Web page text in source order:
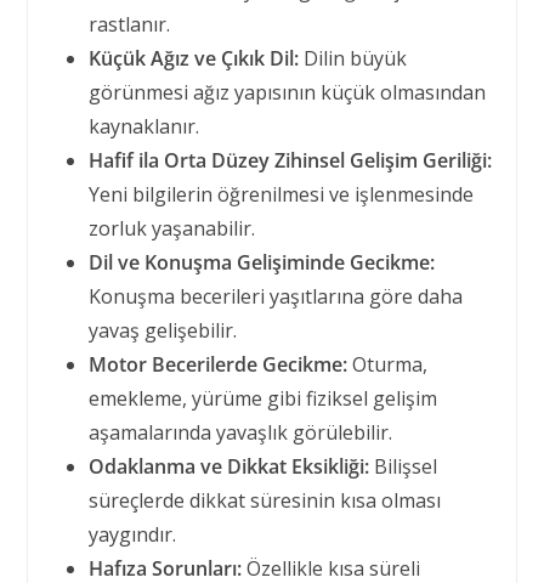
rastlanır.
Küçük Ağız ve Çıkık Dil:Dilin büyük
görünmesi ağız yapısının küçük olmasından
kaynaklanır.
Hafif ila Orta Düzey Zihinsel Gelişim Geriliği:
Yeni bilgilerin öğrenilmesi ve işlenmesinde
zorluk yaşanabilir.
Dil ve Konuşma Gelişiminde Gecikme:
Konuşma becerileri yaşıtlarına göre daha
yavaş gelişebilir.
Motor Becerilerde Gecikme:Oturma,
emekleme, yürüme gibi fiziksel gelişim
aşamalarında yavaşlık görülebilir.
Odaklanma ve Dikkat Eksikliği:Bilişsel
süreçlerde dikkat süresinin kısa olması
yaygındır.
Hafıza Sorunları:Özellikle kısa süreli